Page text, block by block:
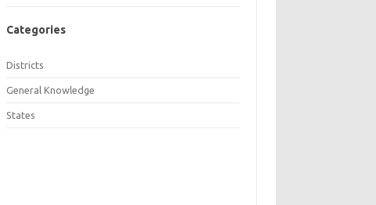
Categories
Districts
General Knowledge
States